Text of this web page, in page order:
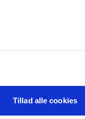
Tillad alle cookies